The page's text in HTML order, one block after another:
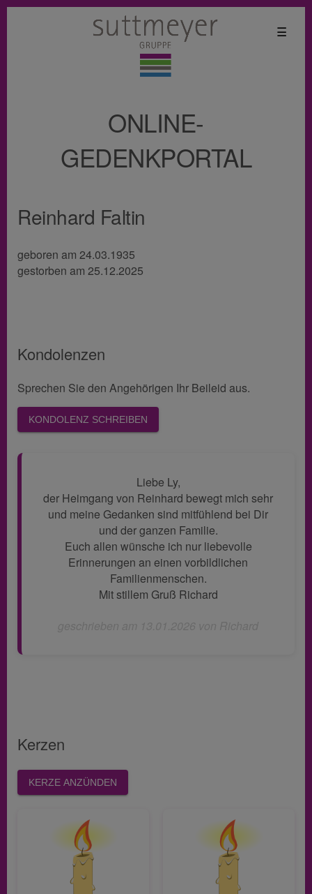
☰
ONLINE-
GEDENKPORTAL
Reinhard Faltin
geboren am 24.03.1935
gestorben am 25.12.2025
Kondolenzen
Sprechen Sie den Angehörigen Ihr Beileid aus.
KONDOLENZ SCHREIBEN
Liebe Ly,
der Heimgang von Reinhard bewegt mich sehr
und meine Gedanken sind mitfühlend bei Dir
und der ganzen Familie.
Euch allen wünsche ich nur liebevolle
Erinnerungen an einen vorbildlichen
Familienmenschen.
Mit stillem Gruß Richard
Kerzen
KERZE ANZÜNDEN